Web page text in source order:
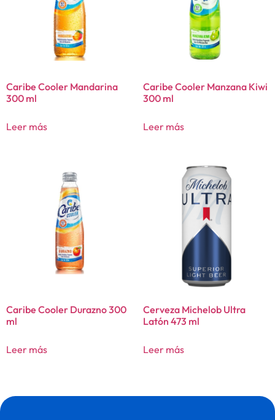
Caribe Cooler Mandarina
300 ml
Leer más
Caribe Cooler Manzana Kiwi
300 ml
Leer más
Caribe Cooler Durazno 300
ml
Leer más
Cerveza Michelob Ultra
Latón 473 ml
Leer más